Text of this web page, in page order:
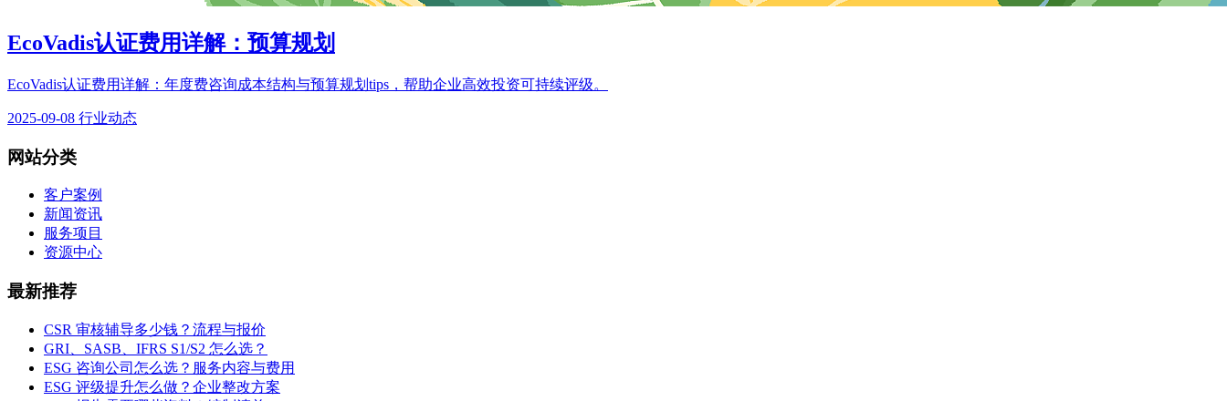
EcoVadis认证费用详解：预算规划
EcoVadis认证费用详解：年度费咨询成本结构与预算规划tips，帮助企业高效投资可持续评级。
2025-09-08 行业动态
网站分类
客户案例
新闻资讯
服务项目
资源中心
最新推荐
CSR 审核辅导多少钱？流程与报价
GRI、SASB、IFRS S1/S2 怎么选？
ESG 咨询公司怎么选？服务内容与费用
ESG 评级提升怎么做？企业整改方案